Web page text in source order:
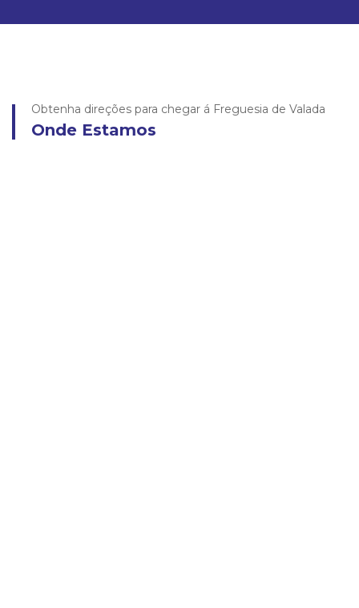
Obtenha direções para chegar á Freguesia de Valada
Onde Estamos